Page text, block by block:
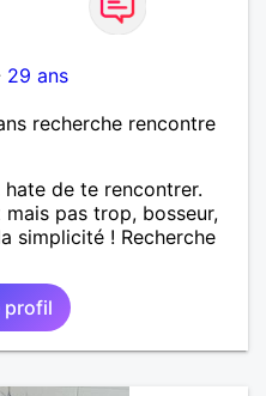
29 ans
recherche rencontre
de te rencontrer.
pas trop, bosseur,
simplicité ! Recherche
profil